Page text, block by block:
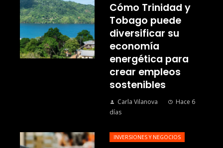
Cómo Trinidad y
Tobago puede
diversificar su
economía
energética para
crear empleos
sostenibles
Carla Vilanova
Hace 6
días
INVERSIONES Y NEGOCIOS